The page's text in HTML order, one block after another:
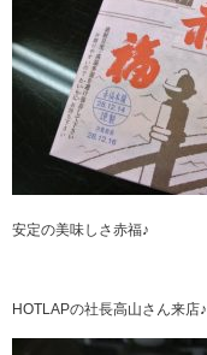
安定の美味しさ赤福♪
HOTLAPの社長高山さん来店♪